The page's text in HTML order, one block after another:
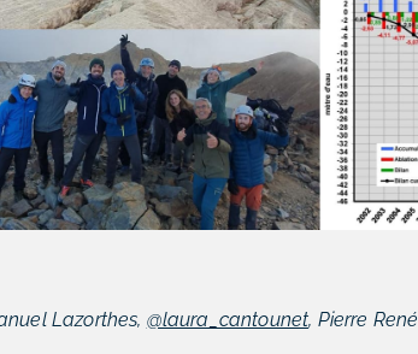
Lazorthes, @laura_cantounet, Pierre René